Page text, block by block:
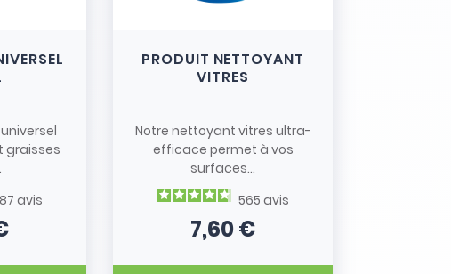
graisses
avis
PRODUIT NETTOYANT
VITRES
Notre nettoyant vitres ultra-
efficace permet à vos
surfaces...
565 avis
Prix
7,60 €